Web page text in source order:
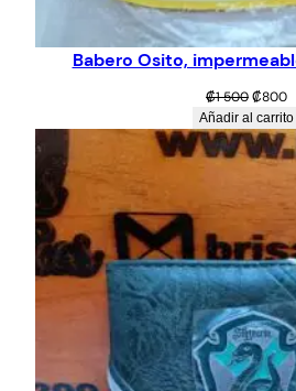
Babero Osito,
₡1 500El
precio
original
era:
500.
₡800El
Añadir al carrito